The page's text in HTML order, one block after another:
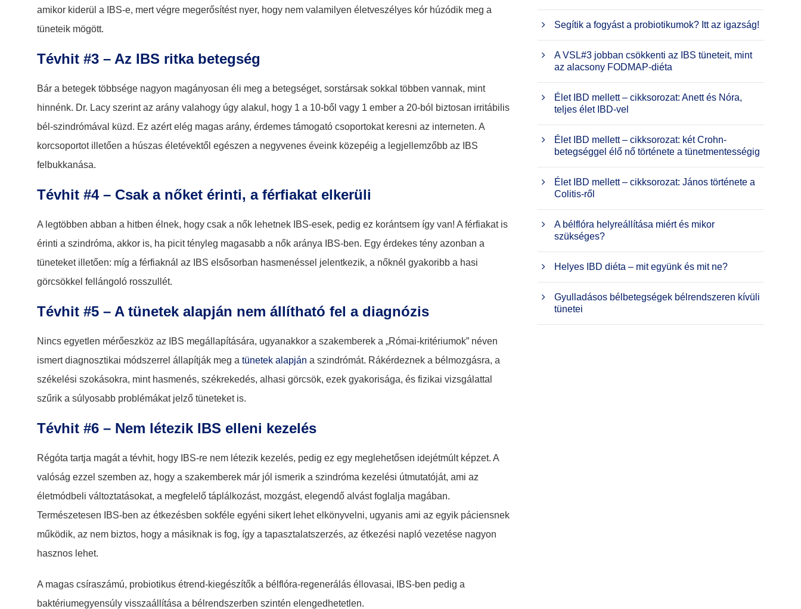
amikor kiderül a IBS-e, mert végre megerősítést nyer, hogy nem valamilyen életveszélyes kór húzódik meg a
tüneteik mögött.
Tévhit #3 – Az IBS ritka betegség
Bár a betegek többsége nagyon magányosan éli meg a betegséget, sorstársak sokkal többen vannak, mint
hinnénk. Dr. Lacy szerint az arány valahogy úgy alakul, hogy 1 a 10-ből vagy 1 ember a 20-ból biztosan irritábilis
bél-szindrómával küzd. Ez azért elég magas arány, érdemes támogató csoportokat keresni az interneten. A
korcsoportot illetően a húszas életévektől egészen a negyvenes éveink közepéig a legjellemzőbb az IBS
felbukkanása.
Tévhit #4 – Csak a nőket érinti, a férfiakat elkerüli
A legtöbben abban a hitben élnek, hogy csak a nők lehetnek IBS-esek, pedig ez korántsem így van! A férfiakat is
érinti a szindróma, akkor is, ha picit tényleg magasabb a nők aránya IBS-ben. Egy érdekes tény azonban a
tüneteket illetően: míg a férfiaknál az IBS elsősorban hasmenéssel jelentkezik, a nőknél gyakoribb a hasi
görcsökkel fellángoló rosszullét.
Tévhit #5 – A tünetek alapján nem állítható fel a diagnózis
Nincs egyetlen mérőeszköz az IBS megállapítására, ugyanakkor a szakemberek a „Római-kritériumok” néven
ismert diagnosztikai módszerrel állapítják meg a tünetek alapján a szindrómát. Rákérdeznek a bélmozgásra, a
székelési szokásokra, mint hasmenés, székrekedés, alhasi görcsök, ezek gyakorisága, és fizikai vizsgálattal
szűrik a súlyosabb problémákat jelző tüneteket is.
Tévhit #6 – Nem létezik IBS elleni kezelés
Régóta tartja magát a tévhit, hogy IBS-re nem létezik kezelés, pedig ez egy meglehetősen idejétmúlt képzet. A
valóság ezzel szemben az, hogy a szakemberek már jól ismerik a szindróma kezelési útmutatóját, ami az
életmódbeli változtatásokat, a megfelelő táplálkozást, mozgást, elegendő alvást foglalja magában.
Természetesen IBS-ben az étkezésben sokféle egyéni sikert lehet elkönyvelni, ugyanis ami az egyik páciensnek
működik, az nem biztos, hogy a másiknak is fog, így a tapasztalatszerzés, az étkezési napló vezetése nagyon
hasznos lehet.
A magas csíraszámú, probiotikus étrend-kiegészítők a bélflóra-regenerálás éllovasai, IBS-ben pedig a
baktériumegyensúly visszaállítása a bélrendszerben szintén elengedhetetlen.
Segítik a fogyást a probiotikumok? Itt az igazság!
A VSL#3 jobban csökkenti az IBS tüneteit, mint
az alacsony FODMAP-diéta
Élet IBD mellett – cikksorozat: Anett és Nóra,
teljes élet IBD-vel
Élet IBD mellett – cikksorozat: két Crohn-
betegséggel élő nő története a tünetmentességig
Élet IBD mellett – cikksorozat: János története a
Colitis-ről
A bélflóra helyreállítása miért és mikor
szükséges?
Helyes IBD diéta – mit együnk és mit ne?
Gyulladásos bélbetegségek bélrendszeren kívüli
tünetei